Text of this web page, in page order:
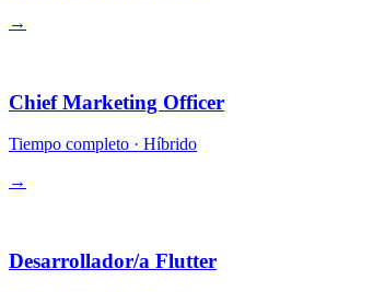
→
Chief Marketing Officer
Tiempo completo · Híbrido
→
Desarrollador/a Flutter